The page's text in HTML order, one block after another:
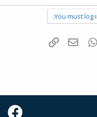
You must log
WhatsAppדואר אלקטרוני